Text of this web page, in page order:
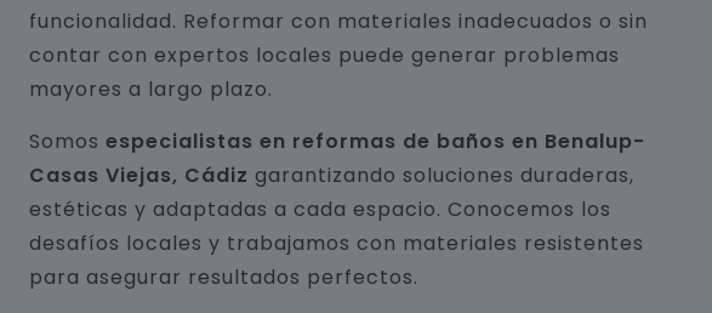
funcionalidad. Reformar con materiales inadecuados o sin
contar con expertos locales puede generar problemas
mayores a largo plazo.
Somos especialistas en reformas de baños en Benalup-
Casas Viejas, Cádiz garantizando soluciones duraderas,
estéticas y adaptadas a cada espacio. Conocemos los
desafíos locales y trabajamos con materiales resistentes
para asegurar resultados perfectos.